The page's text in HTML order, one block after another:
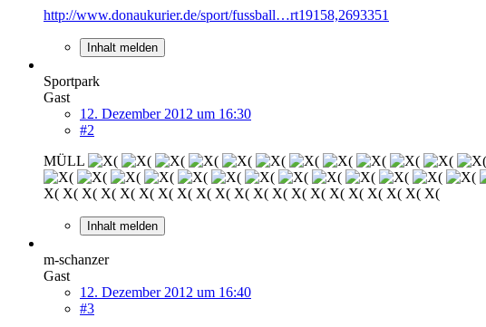
http://www.donaukurier.de/sport/fussball…rt19158,2693351
Inhalt melden
Sportpark
Gast
12. Dezember 2012 um 16:30
#2
MÜLL
X( X( X( X( X( X( X( X( X( X( X( X( X( X( X( X( X( X( X( X( X(
Inhalt melden
m-schanzer
Gast
12. Dezember 2012 um 16:40
#3